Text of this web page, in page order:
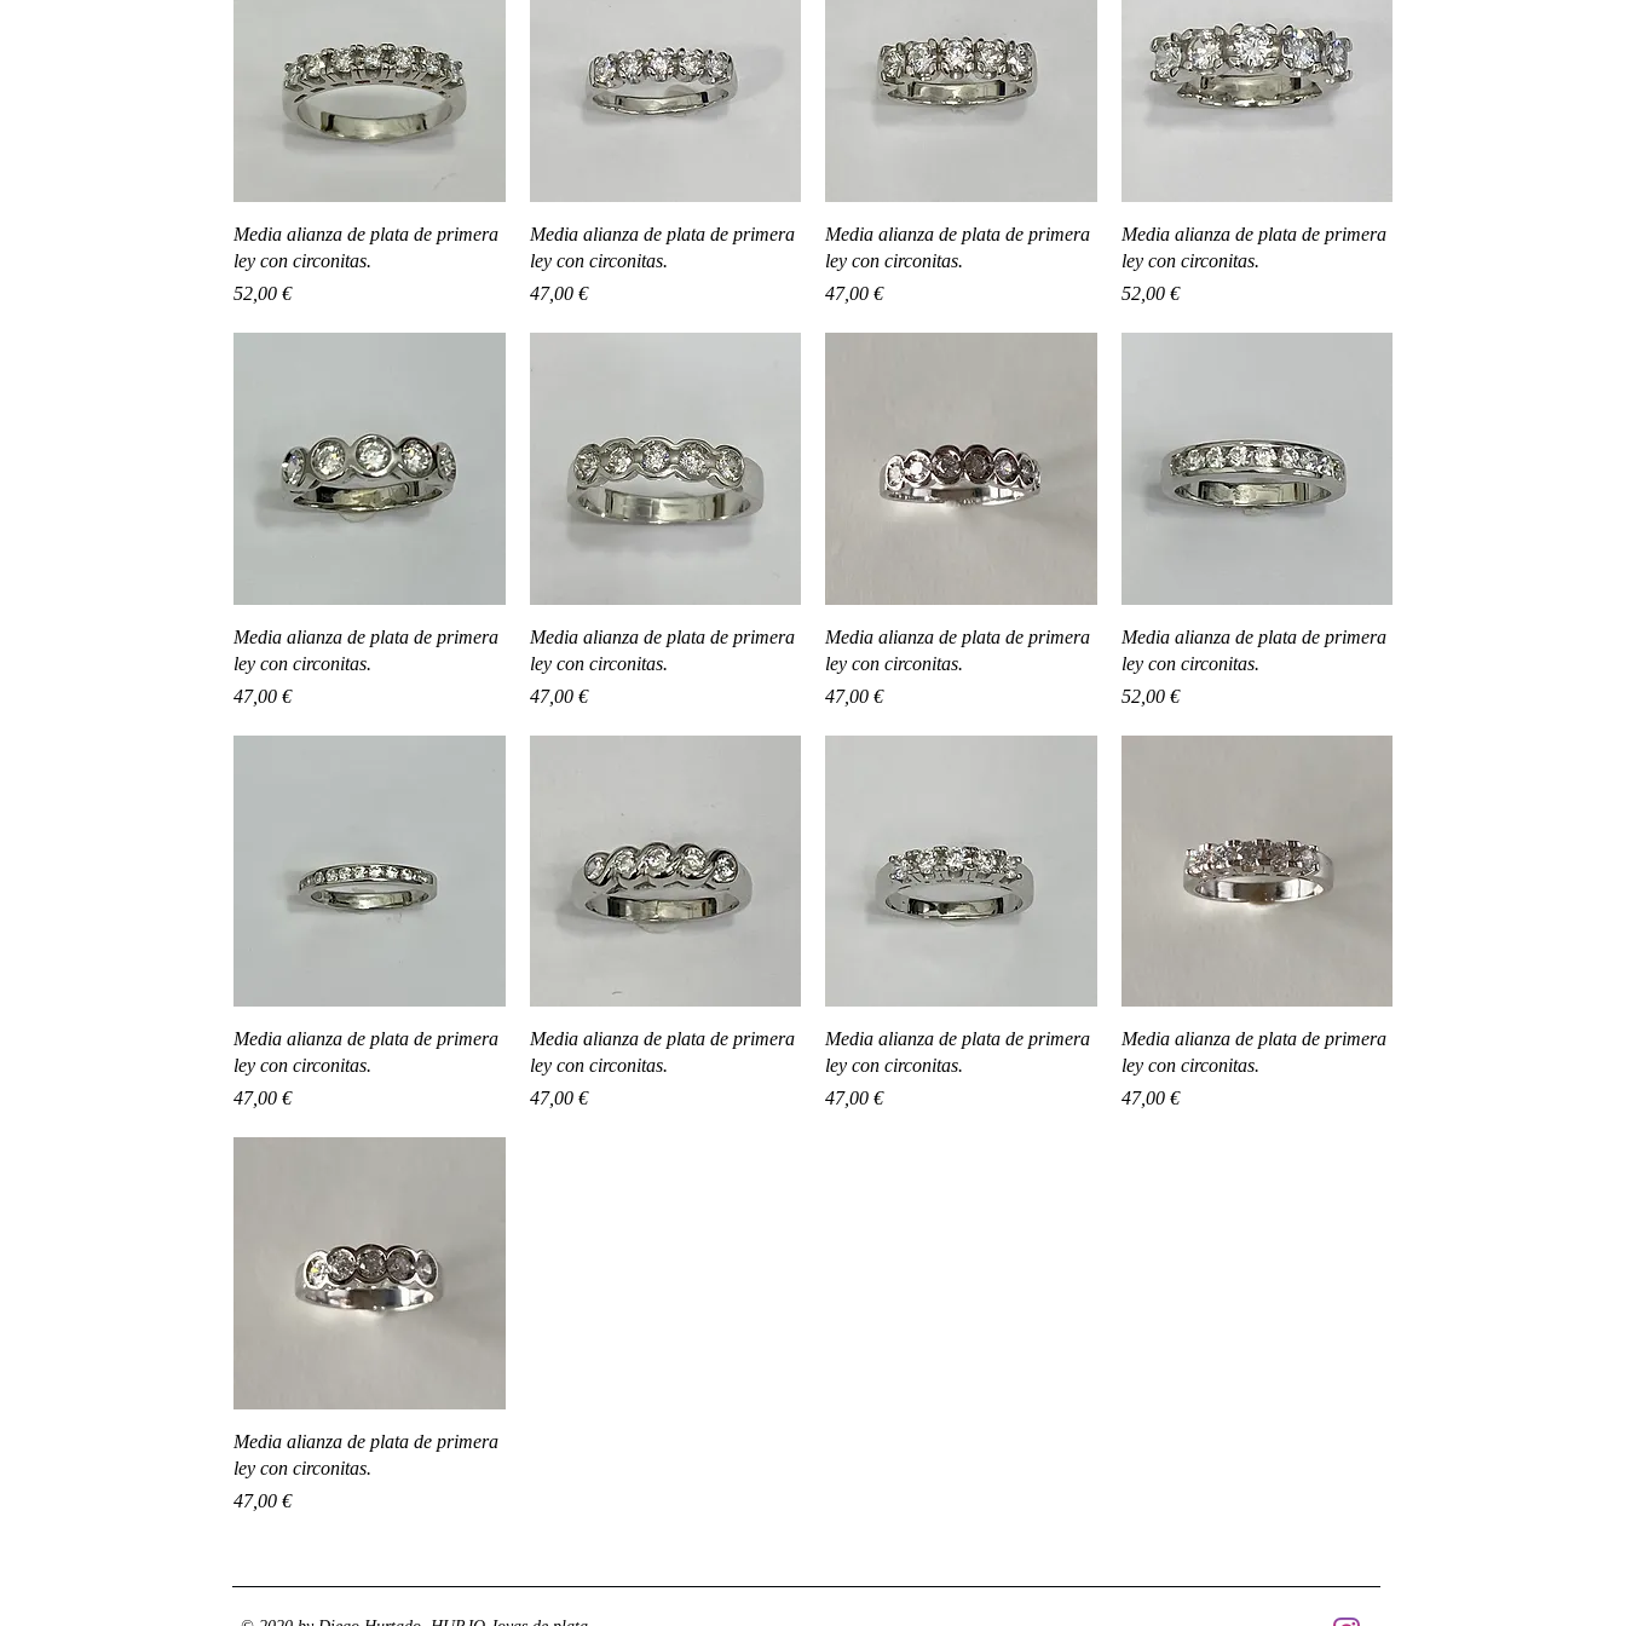
Vista rápida
Media alianza de plata de primera
ley con circonitas.
Precio
52,00 €
Vista rápida
Media alianza de plata de primera
ley con circonitas.
Precio
47,00 €
Vista rápida
Media alianza de plata de primera
ley con circonitas.
Precio
47,00 €
Vista rápida
Media alianza de plata de primera
ley con circonitas.
Precio
52,00 €
Vista rápida
Media alianza de plata de primera
ley con circonitas.
Precio
47,00 €
Vista rápida
Media alianza de plata de primera
ley con circonitas.
Precio
47,00 €
Vista rápida
Media alianza de plata de primera
ley con circonitas.
Precio
47,00 €
Vista rápida
Media alianza de plata de primera
ley con circonitas.
Precio
52,00 €
Vista rápida
Media alianza de plata de primera
ley con circonitas.
Precio
47,00 €
Vista rápida
Media alianza de plata de primera
ley con circonitas.
Precio
47,00 €
Vista rápida
Media alianza de plata de primera
ley con circonitas.
Precio
47,00 €
Vista rápida
Media alianza de plata de primera
ley con circonitas.
Precio
47,00 €
Vista rápida
Media alianza de plata de primera
ley con circonitas.
Precio
47,00 €